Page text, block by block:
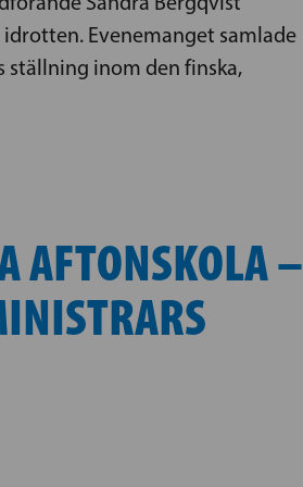
Evenemanget samlade
inom den finska,
AFTONSKOLA –